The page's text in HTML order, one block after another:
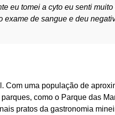
eu tomei a cyto eu senti
de sangue e deu
uma população de
como o Parque das
pratos da gastronomia